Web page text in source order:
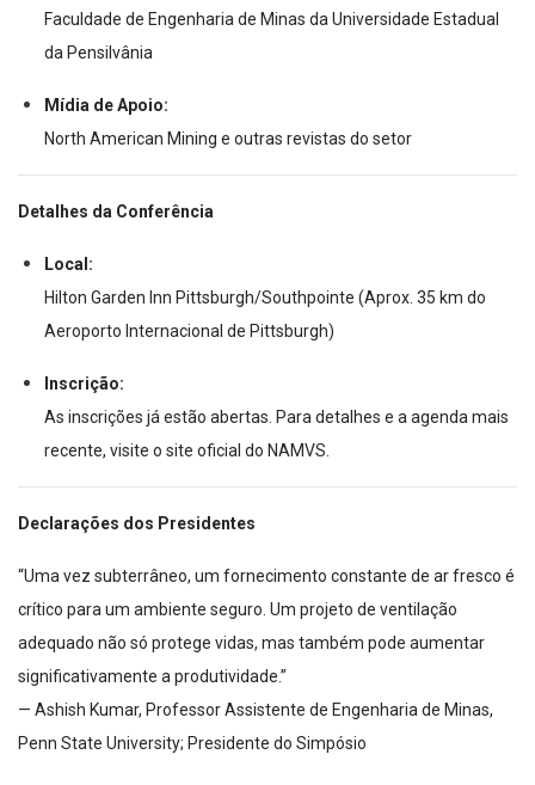
Faculdade de Engenharia de Minas da Universidade Estadual
da Pensilvânia
Mídia de Apoio:
North American Mining e outras revistas do setor
Detalhes da Conferência
Local:
Hilton Garden Inn Pittsburgh/Southpointe (Aprox. 35 km do
Aeroporto Internacional de Pittsburgh)
Inscrição:
As inscrições já estão abertas. Para detalhes e a agenda mais
recente, visite o site oficial do NAMVS.
Declarações dos Presidentes
“Uma vez subterrâneo, um fornecimento constante de ar fresco é
crítico para um ambiente seguro. Um projeto de ventilação
adequado não só protege vidas, mas também pode aumentar
significativamente a produtividade.”
— Ashish Kumar, Professor Assistente de Engenharia de Minas,
Penn State University; Presidente do Simpósio